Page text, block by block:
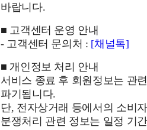
바랍니다.
■ 고객센터 운영 안내
- 고객센터 문의처 : [채널톡]
■ 개인정보 처리 안내
서비스 종료 후 회원정보는 관
파기됩니다.
단, 전자상거래 등에서의 소비
분쟁처리 관련 정보는 일정 기